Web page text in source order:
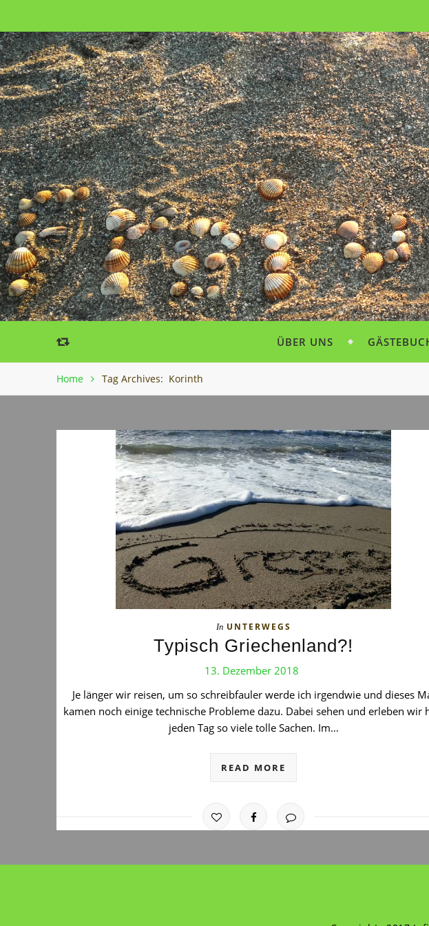
ÜBER UNS
Home Tag Archives: Korinth
In UNTERWEGS
Typisch Griechenland?!
13. Dezember 2018
Je länger wir reisen, um so schreibfauler werde ich irgendwie und dieses
kamen noch einige technische Probleme dazu. Dabei sehen und erleben wir
jeden Tag so viele tolle Sachen. Im…
READ MORE